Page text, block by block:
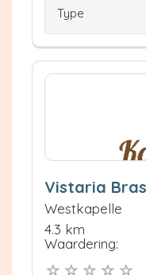
Type
Vistaria
Westkapelle
4.3 km
Waardering: